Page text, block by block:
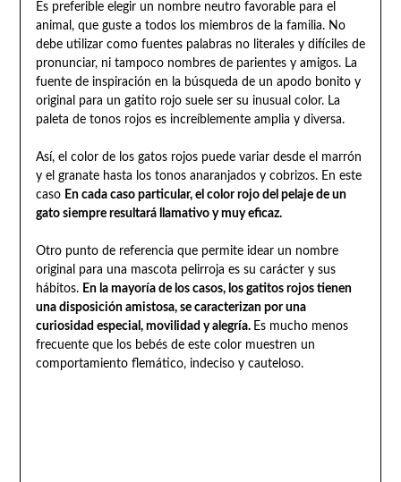
Es preferible elegir un nombre neutro favorable para el
animal, que guste a todos los miembros de la familia. No
debe utilizar como fuentes palabras no literales y difíciles de
pronunciar, ni tampoco nombres de parientes y amigos. La
fuente de inspiración en la búsqueda de un apodo bonito y
original para un gatito rojo suele ser su inusual color. La
paleta de tonos rojos es increíblemente amplia y diversa.
Así, el color de los gatos rojos puede variar desde el marrón
y el granate hasta los tonos anaranjados y cobrizos. En este
caso En cada caso particular, el color rojo del pelaje de un
gato siempre resultará llamativo y muy eficaz.
Otro punto de referencia que permite idear un nombre
original para una mascota pelirroja es su carácter y sus
hábitos. En la mayoría de los casos, los gatitos rojos tienen
una disposición amistosa, se caracterizan por una
curiosidad especial, movilidad y alegría. Es mucho menos
frecuente que los bebés de este color muestren un
comportamiento flemático, indeciso y cauteloso.